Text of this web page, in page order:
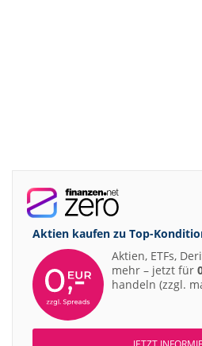
Aktien kaufen zu Top-
Aktien, ETFs,
mehr – jetzt für
handeln (zzgl.